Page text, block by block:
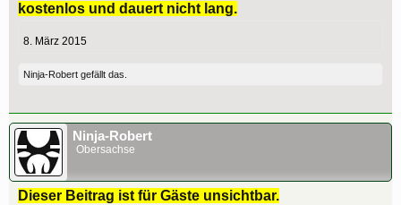
kostenlos und dauert nicht lang.
8. März 2015
Ninja-Robert gefällt das.
Ninja-Robert
Obersachse
Dieser Beitrag ist für Gäste unsichtbar.